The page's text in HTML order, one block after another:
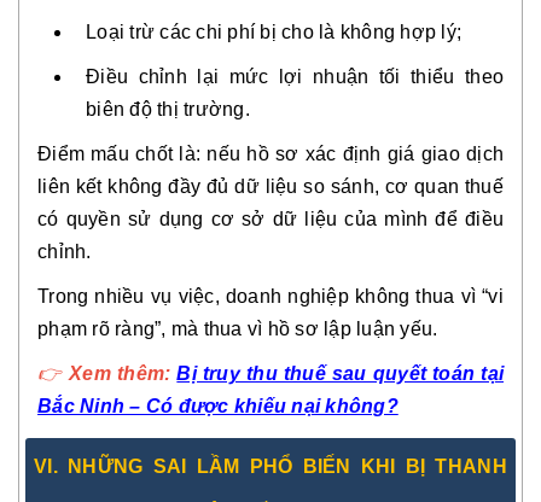
Loại trừ các chi phí bị cho là không hợp lý;
Điều chỉnh lại mức lợi nhuận tối thiểu theo
biên độ thị trường.
Điểm mấu chốt là: nếu hồ sơ xác định giá giao dịch
liên kết không đầy đủ dữ liệu so sánh, cơ quan thuế
có quyền sử dụng cơ sở dữ liệu của mình để điều
chỉnh.
Trong nhiều vụ việc, doanh nghiệp không thua vì “vi
phạm rõ ràng”, mà thua vì hồ sơ lập luận yếu.
👉Xem thêm:Bị truy thu thuế sau quyết toán tại
Bắc Ninh – Có được khiếu nại không?
VI. NHỮNG SAI LẦM PHỔ BIẾN KHI BỊ THANH